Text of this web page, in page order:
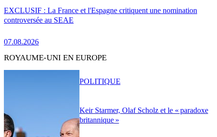
EXCLUSIF : La France et l'Espagne critiquent une nomination
controversée au SEAE
07.08.2026
ROYAUME-UNI EN EUROPE
Keir Starmer, Olaf Scholz et le « paradoxe
britannique »
POLITIQUE